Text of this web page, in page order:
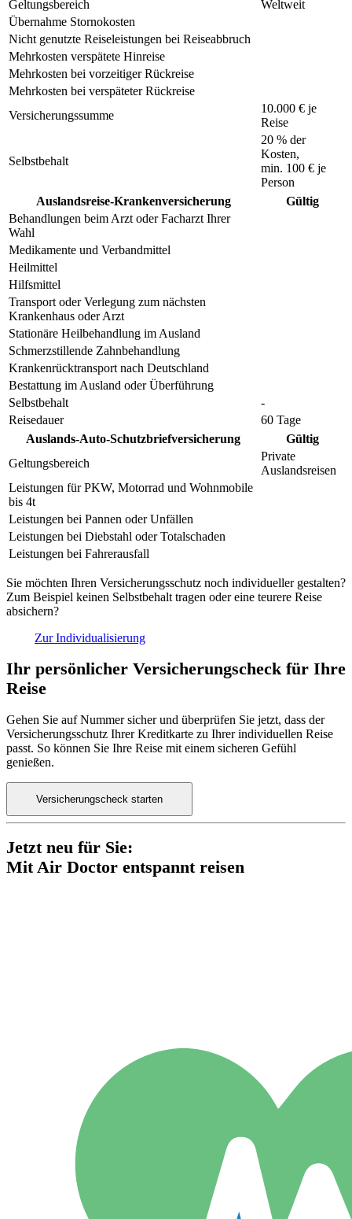
Geltungsbereich
Weltweit
Übernahme Stornokosten
Nicht genutzte Reiseleistungen bei Reiseabbruch
Mehrkosten verspätete Hinreise
Mehrkosten bei vorzeitiger Rückreise
Mehrkosten bei verspäteter Rückreise
Versicherungssumme
10.000 € je
Reise
Selbstbehalt
20 % der
Kosten,
min. 100 € je
Person
Auslandsreise-Krankenversicherung
Gültig
Behandlungen beim Arzt oder Facharzt Ihrer
Wahl
Medikamente und Verbandmittel
Heilmittel
Hilfsmittel
Transport oder Verlegung zum nächsten
Krankenhaus oder Arzt
Stationäre Heilbehandlung im Ausland
Schmerzstillende Zahnbehandlung
Krankenrücktransport nach Deutschland
Bestattung im Ausland oder Überführung
Selbstbehalt
-
Reisedauer
60 Tage
Auslands-Auto-Schutzbriefversicherung
Gültig
Geltungsbereich
Private
Auslandsreisen
Leistungen für PKW, Motorrad und Wohnmobile
bis 4t
Leistungen bei Pannen oder Unfällen
Leistungen bei Diebstahl oder Totalschaden
Leistungen bei Fahrerausfall
Sie möchten Ihren Versicherungsschutz noch individueller gestalten?
Zum Beispiel keinen Selbstbehalt tragen oder eine teurere Reise
absichern?
Zur Individualisierung
Ihr persönlicher Versicherungscheck für Ihre
Reise
Gehen Sie auf Nummer sicher und überprüfen Sie jetzt, dass der
Versicherungsschutz Ihrer Kreditkarte zu Ihrer individuellen Reise
passt. So können Sie Ihre Reise mit einem sicheren Gefühl
genießen.
Versicherungscheck starten
Jetzt neu für Sie:
Mit Air Doctor entspannt reisen